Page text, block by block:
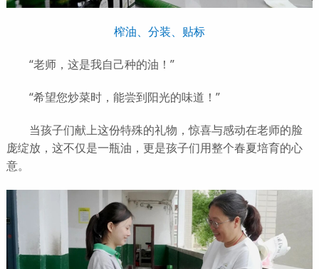
榨油、分装、贴标
“老师，这是我自己种的油！”
“希望您炒菜时，能尝到阳光的味道！”
当孩子们献上这份特殊的礼物，惊喜与感动在老师的脸
庞绽放，这不仅是一瓶油，更是孩子们用整个春夏培育的心
意。